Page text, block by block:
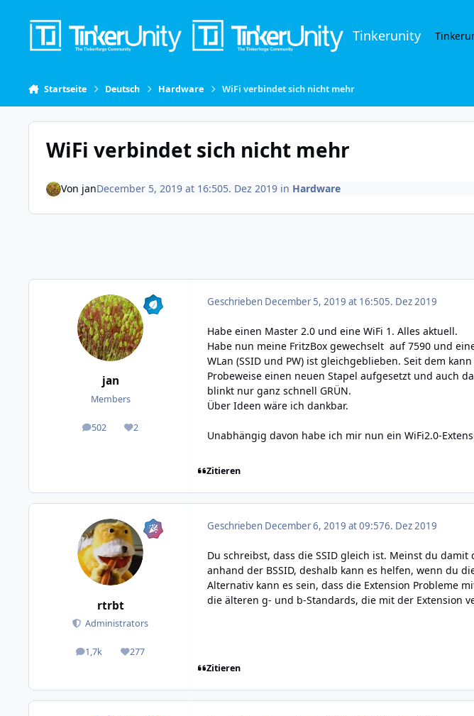
Tinkerunity
Startseite Deutsch Hardware WiFi verbindet sich nicht mehr
WiFi verbindet sich nicht mehr
Von janDecember 5, 2019 at 16:505. Dez 2019in Hardware
jan
Members
502
posts 2
Reputation
Geschrieben December 5, 2019 at 16:505. Dez 2019
Habe einen Master 2.0 und eine WiFi 1. Alles aktuell.
Habe nun meine FritzBox gewechselt auf 7590 und
WLan (SSID und PW) ist gleichgeblieben. Seit dem
Probeweise einen neuen Stapel aufgesetzt und auch
blinkt nur ganz schnell GRÜN.
Über Ideen wäre ich dankbar.
Unabhängig davon habe ich mir nun ein WiFi2.0-
Zitieren
rtrbt
Administrators
1,7k
posts 277
Reputation
Geschrieben December 6, 2019 at 09:576. Dez 2019
Du schreibst, dass die SSID gleich ist. Meinst du
anhand der BSSID, deshalb kann es helfen, wenn du
Alternativ kann es sein, dass die Extension Probleme
die älteren g- und b-Standards, die mit der Extension
Zitieren